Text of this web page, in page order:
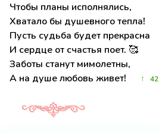
Чтобы планы исполнялись,
Хватало бы душевного тепла!
Пусть судьба будет прекрасна
И сердце от счастья поет. 🥰
Заботы станут мимолетны,
А на душе любовь живет!
↑ 42